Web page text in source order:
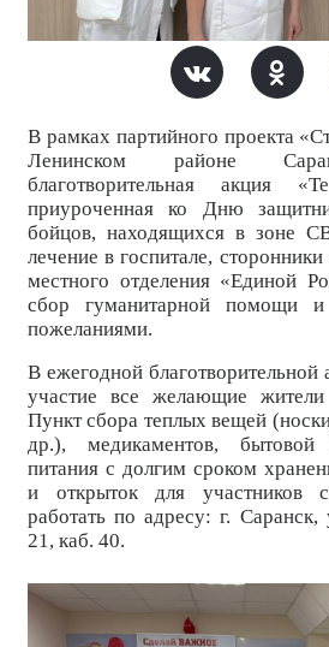
В рамках партийного проекта
Ленинском районе
благотворительная акция
приуроченная ко Дню
бойцов, находящихся в зоне
лечение в госпитале,
местного отделения «Единой
сбор гуманитарной помощи
пожеланиями.
В ежегодной благотворительной
участие все желающие
Пункт сбора теплых вещей
др.), медикаментов,
питания с долгим сроком
и открыток для участников
работать по адресу: г. Саранск,
21, каб. 40.